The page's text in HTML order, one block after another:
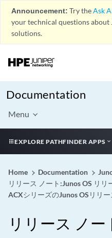
Announcement: Try theAsk
your technical questions about
solutions.
Documentation
Menu
EXPLORE PATHFINDER APPS
Home Documentation
リリース ノート:Junos OS リリ
ACXシリーズのJunos OSリリー
リリース ノー